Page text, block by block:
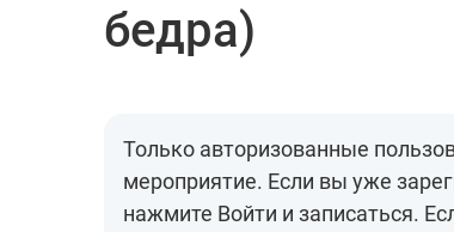
бедра)
Только авторизованные
мероприятие. Если вы уже
нажмите Войти и записаться.